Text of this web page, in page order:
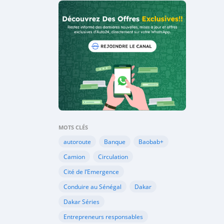
MOTS CLÉS
autoroute Banque
Baobab+
Camion
Circulation
Cité de l’Emergence
Conduire au Sénégal
Dakar
Dakar Séries
Entrepreneurs responsables